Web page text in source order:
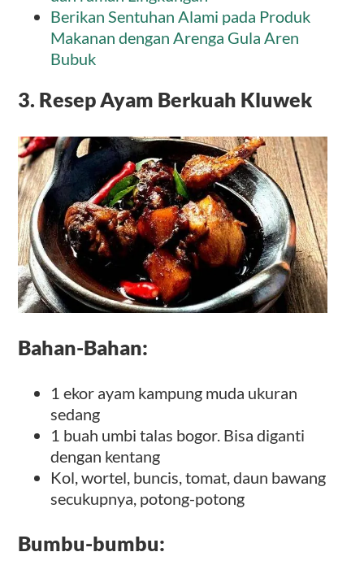
Berikan Sentuhan Alami pada Produk
Makanan dengan Arenga Gula Aren
Bubuk
3. Resep Ayam Berkuah Kluwek
Bahan-Bahan:
1 ekor ayam kampung muda ukuran
sedang
1 buah umbi talas bogor. Bisa diganti
dengan kentang
Kol, wortel, buncis, tomat, daun bawang
secukupnya, potong-potong
Bumbu-bumbu: